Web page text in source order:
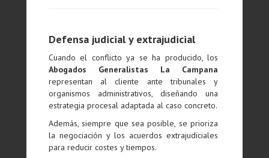
Defensa judicial y extrajudicial
Cuando el conflicto ya se ha producido, los
Abogados Generalistas La Campana
representan al cliente ante tribunales y
organismos administrativos, diseñando una
estrategia procesal adaptada al caso concreto.
Además, siempre que sea posible, se prioriza
la negociación y los acuerdos extrajudiciales
para reducir costes y tiempos.